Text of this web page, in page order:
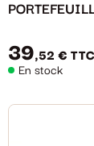
39,52 € TTC
En stock